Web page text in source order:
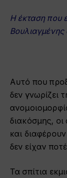
Η έκταση που
Αυτό που
δεν γνωρίζει
διακόσμης,
και
δεν είχαν
Τα σπίτια